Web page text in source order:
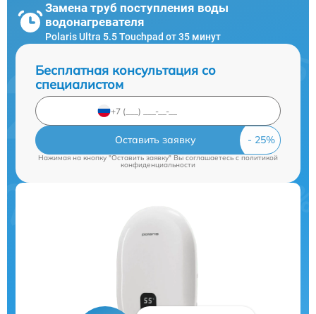
Замена труб поступления воды
водонагревателя
Polaris Ultra 5.5 Touchpad от 35 минут
Бесплатная консультация со
специалистом
Оставить заявку
Нажимая на кнопку "Оставить заявку" Вы соглашаетесь cполитикой
конфиденциальности